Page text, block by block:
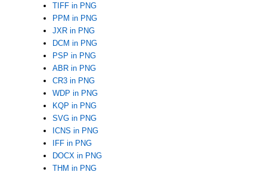
TIFF in PNG
PPM in PNG
JXR in PNG
DCM in PNG
PSP in PNG
ABR in PNG
CR3 in PNG
WDP in PNG
KQP in PNG
SVG in PNG
ICNS in PNG
IFF in PNG
DOCX in PNG
THM in PNG